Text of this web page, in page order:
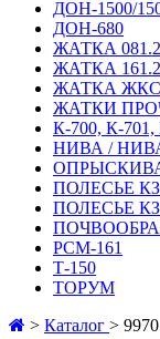
ДОН-1500/
ДОН-680
ЖАТКА
ЖАТКА
ЖАТКА ЖКС
ЖАТКИ
К-700, К-701,
НИВА /
ПОЛЕСЬЕ
ПОЛЕСЬЕ
РСМ-161
Т-150
ТОРУМ
> Каталог >